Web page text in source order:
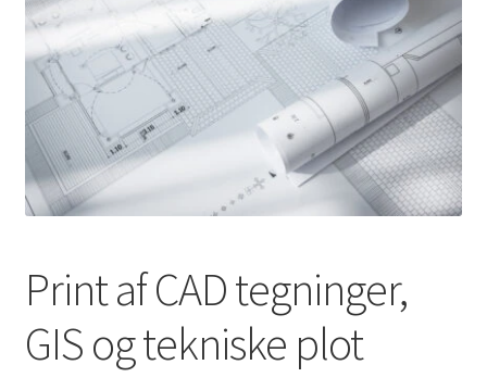
B2B
Print af CAD tegninger,
GIS og tekniske plot